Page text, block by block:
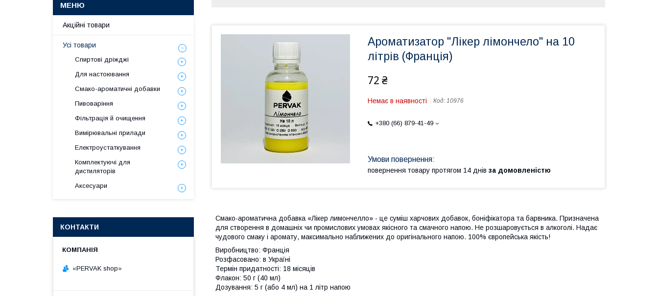
Ароматизатор "Лікер лімончело" на 10
літрів (Франція)
72 ₴
Немає в наявності Код: 10976
+380 (66) 879-41-49
повернення товару протягом 14 днів за домовленістю
Смако-ароматична добавка «Лікер лимончелло» - це суміш харчових добавок, боніфікатора та барвника. Призначена
для створення в домашніх чи промислових умовах якісного та смачного напою. Не розшаровується в алкоголі. Надає
чудового смаку і аромату, максимально наближених до оригінального напою. 100% європейська якість!
Виробництво: Франція
Розфасовано: в Україні
Термін придатності: 18 місяців
Флакон: 50 г (40 мл)
Дозування: 5 г (або 4 мл) на 1 літр напою
Акційні товари
Усі товари
Спиртові дріжджі
Для настоювання
Смако-ароматичні добавки
Пивоваріння
Фільтрація й очищення
Вимірювальні прилади
Електроустаткування
Комплектуючі для
дистиляторів
Аксесуари
КОНТАКТИ
«PERVAK shop»